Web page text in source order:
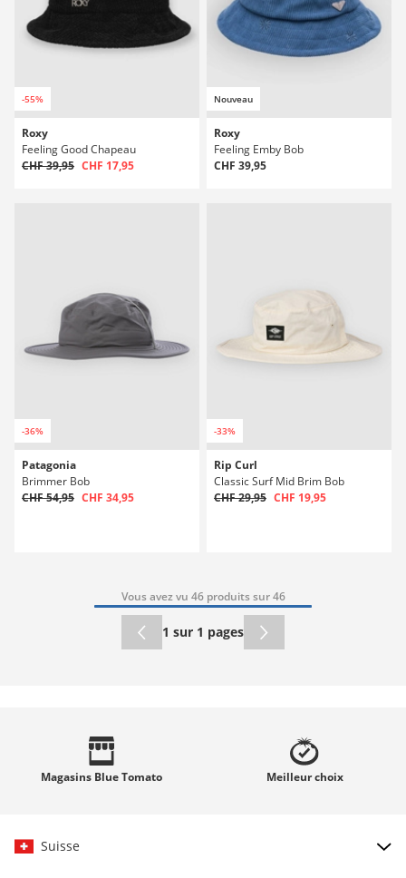
-55%
Roxy
Feeling Good Chapeau
CHF 39,95 CHF 17,95
Nouveau
Roxy
Feeling Emby Bob
CHF 39,95
-36%
Patagonia
Brimmer Bob
CHF 54,95 CHF 34,95
-33%
Rip Curl
Classic Surf Mid Brim Bob
CHF 29,95 CHF 19,95
Vous avez vu 46 produits sur 46
1 sur 1 pages
Magasins Blue Tomato Meilleurchoix
Suisse